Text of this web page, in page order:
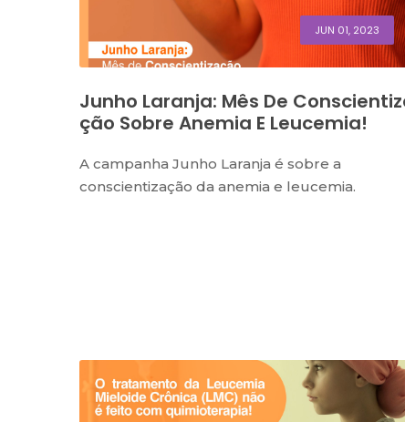
JUN 01, 2023
Junho Laranja: Mês De
Ção Sobre Anemia E Leucemia!
A campanha Junho Laranja é sobre a
conscientização da anemia e leucemia.